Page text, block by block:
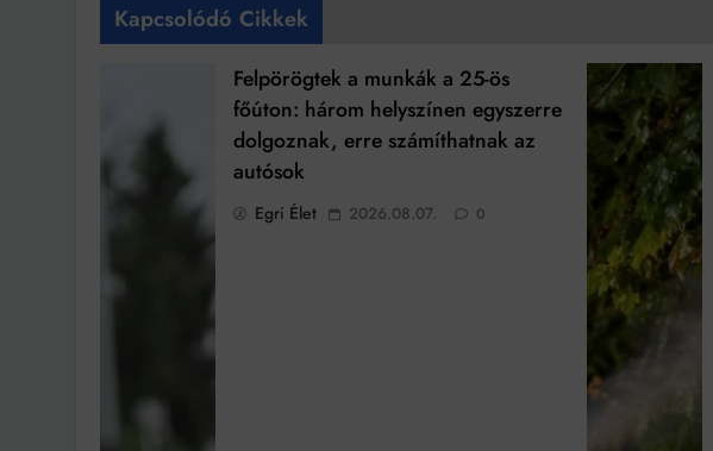
Kapcsolódó Cikkek
Felpörögtek a munkák a 25-ös
főúton: három helyszínen egyszerre
dolgoznak, erre számíthatnak az
autósok
Egri Élet 2026.08.07. 0